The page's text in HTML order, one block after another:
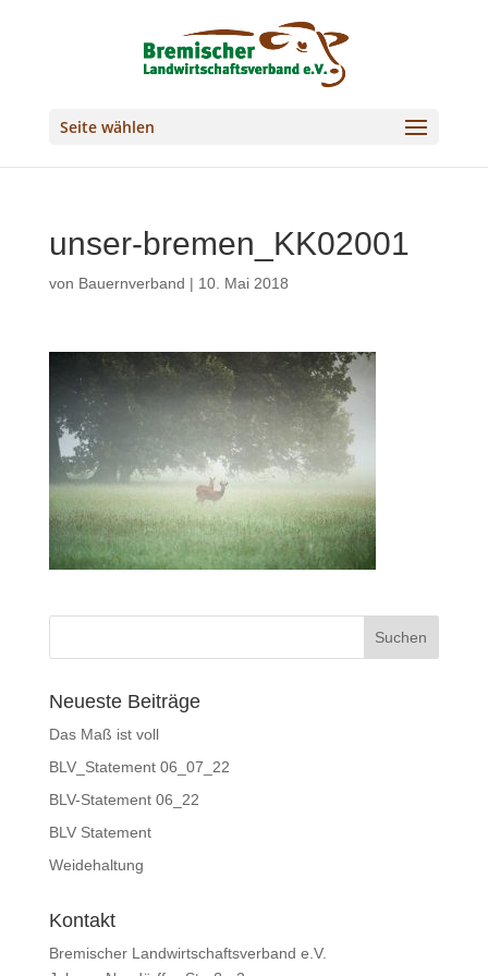
Seite wählen
unser-bremen_KK02001
von Bauernverband | 10. Mai 2018
Neueste Beiträge
Das Maß ist voll
BLV_Statement 06_07_22
BLV-Statement 06_22
BLV Statement
Weidehaltung
Kontakt
Bremischer Landwirtschaftsverband e.V.